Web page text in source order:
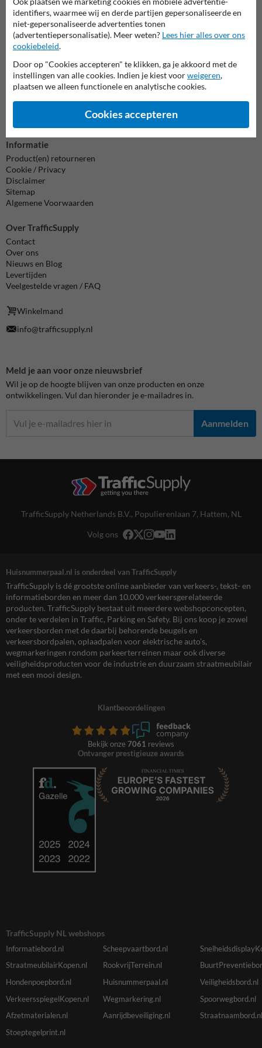
Wij zijn op werkdagen (van 8.00 tot 17.00) te bereiken op 038-
7920070.
Vragen? Stuur een e-mail naar
info@trafficsupply.nlof vul het
formulier in en we reageren zo spoedig mogelijk.
info@trafficsupply.nl
Alle contactgegevens
Informatie
Product(en) retourneren
Cookie / Privacy
Disclaimer
Sitemap
Algemene Voorwaarden
Over TrafficSupply
Contact
Over ons
Nieuws en Blog
Levertijden
Veelgestelde vragen / FAQ
Winkelmand
info@trafficsupply.nl
Meld je aan voor onze nieuwsbrief
Wil je op de hoogte blijven van onze producten en onze
ontwikkelingen. Vul dan hieronder je e-mailadres in.
Aanmelden
TrafficSupply Netherlands B.V., Populierenlaan 7, Hattem, NL
Volg ons
Huisnummerpaal.nl is onderdeel van TrafficSupply
TrafficSupply is dé grootste online aanbieder van verkeers-, tekst- en
informatieborden en meer dan 10.000 verkeersgerelateerde
producten. TrafficSupply bestaat uit meerdere webshopconcepten,
onder te verdelen in Traffic, Parking en Safety. Bij ons koop je zowel
verkeersborden met de daarbij behorende beugels en
verkeersbordpalen, oplaadpalen voor elektrische auto’s,
wegmarkeringen rondom parkeerterreinen maar ook diverse
veiligheidsproducten voor de industrie en duurzaam straatmeubilair
met een mooi design.
Klantbeoordelingen
Bekijk onze 7061 reviews
Ontvanger prestigieuze awards
TrafficSupply NL webshops
Informatiebord.nl Scheepvaartbord.nl
StraatmeubilairKopen.nl
RookvrijTerrein.nl
Hondenpoepbord.nl
Huisnummerpaal.nl
Veiligheidsbord.nl
VerkeersspiegelKopen.nl
Wegmarkering.nl
Spoorwegbord.nl
Afzetmaterialen.nl
Aanrijdbeveiliging.nl
Straatnaambord.nl
Stoeptegelprint.nl
identifiers, waarmee wij en derde partijen gepersonaliseerde en
niet-gepersonaliseerde advertenties tonen
(advertentiepersonalisatie). Meer weten? Lees hier alles over ons
cookiebeleid.
Door op "Cookies accepteren" te klikken, ga je akkoord met de
instellingen van alle cookies. Indien je kiest voorweigeren,
plaatsen we alleen functionele en analytische cookies.
Cookies accepteren